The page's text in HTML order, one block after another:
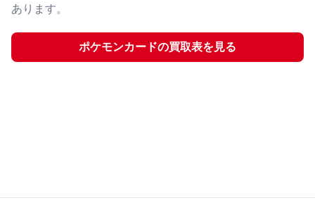
あります。
ポケモンカードの買取表を見る